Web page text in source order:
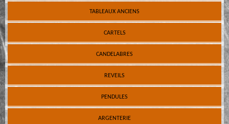
TABLEAUX ANCIENS
CARTELS
CANDELABRES
REVEILS
PENDULES
ARGENTERIE